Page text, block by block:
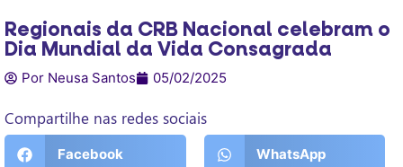
Regionais da CRB Nacional celebram o
Dia Mundial da Vida Consagrada
Por Neusa Santos 05/02/2025
Compartilhe nas redes sociais
Facebook WhatsApp